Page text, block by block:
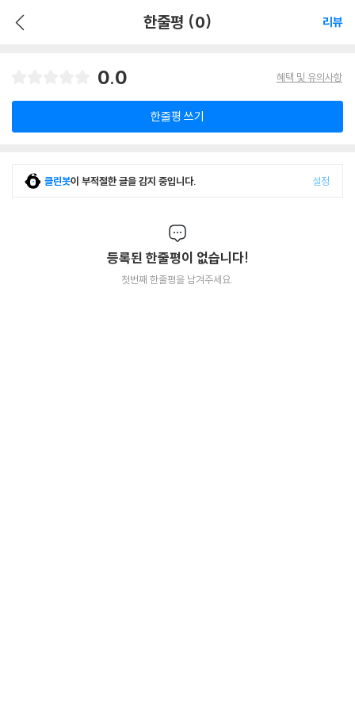
한줄평 (0) 리뷰
0.0 혜택 및 유의사항
한줄평 쓰기
클린봇이 부적절한 글을 감지 중입니다. 설정
등록된 한줄평이 없습니다!
첫번째 한줄평을 남겨주세요.